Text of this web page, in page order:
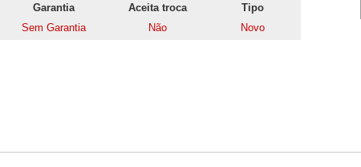
Garantia Aceita troca
Tipo
Sem Garantia Não Novo